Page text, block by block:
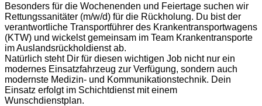
Besonders für die Wochenenden und Feiertage suchen wir
Rettungssanitäter (m/w/d) für die Rückholung. Du bist der
verantwortliche Transportführer des Krankentransportwagens
(KTW) und wickelst gemeinsam im Team Krankentransporte
im Auslandsrückholdienst ab.
Natürlich steht Dir für diesen wichtigen Job nicht nur ein
modernes Einsatzfahrzeug zur Verfügung, sondern auch
modernste Medizin- und Kommunikationstechnik. Dein
Einsatz erfolgt im Schichtdienst mit einem
Wunschdienstplan.